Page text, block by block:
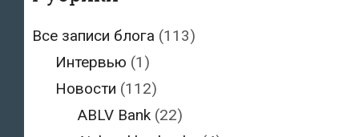
Все записи блога (113)
Интервью (1)
Новости (112)
ABLV Bank (22)